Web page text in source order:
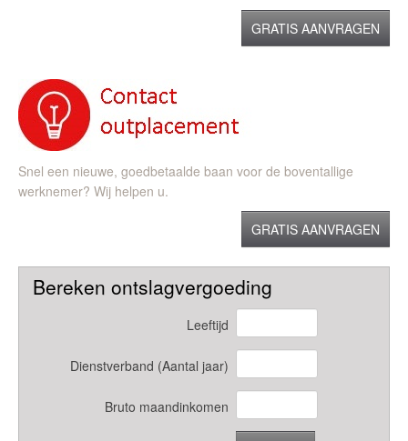
GRATIS AANVRAGEN
Snel een nieuwe, goedbetaalde baan voor de boventallige
werknemer? Wij helpen u.
GRATIS AANVRAGEN
Bereken ontslagvergoeding
Leeftijd
Dienstverband (Aantal jaar)
Bruto maandinkomen